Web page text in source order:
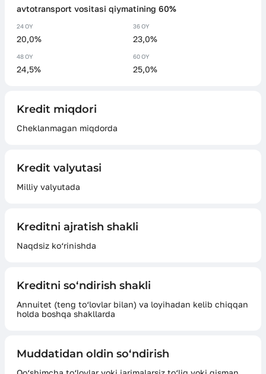
avtotransport vositasi qiymatining 60%
24 OY
20,0%
36 OY
23,0%
48 OY
24,5%
60 OY
25,0%
Kredit miqdori
Cheklanmagan miqdorda
Kredit valyutasi
Milliy valyutada
Kreditni ajratish shakli
Naqdsiz ko‘rinishda
Kreditni so‘ndirish shakli
Annuitet (teng to‘lovlar bilan) va loyihadan kelib chiqqan
holda boshqa shakllarda
Muddatidan oldin so‘ndirish